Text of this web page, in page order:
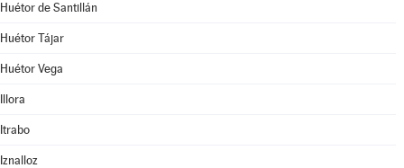
Huétor de Santillán
Huétor Tájar
Huétor Vega
Illora
Itrabo
Iznalloz